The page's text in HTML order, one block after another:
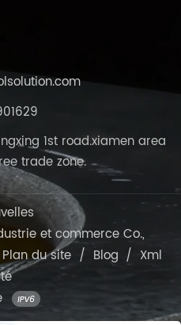
1st road.xiamen area
trade zone.
et commerce Co.,
Plan du site / Blog / Xml